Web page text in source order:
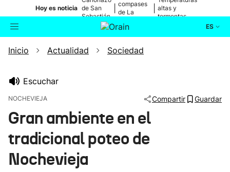
Hoy es noticia de San
Sebastián
compases
de La
altas y
tormentas
ES
Buscador Actualidad
Ikusmiran
Inicio Actualidad Sociedad
Escuchar
NOCHEVIEJA Compartir Guardar
Gran ambiente en el
tradicional poteo de
Nochevieja